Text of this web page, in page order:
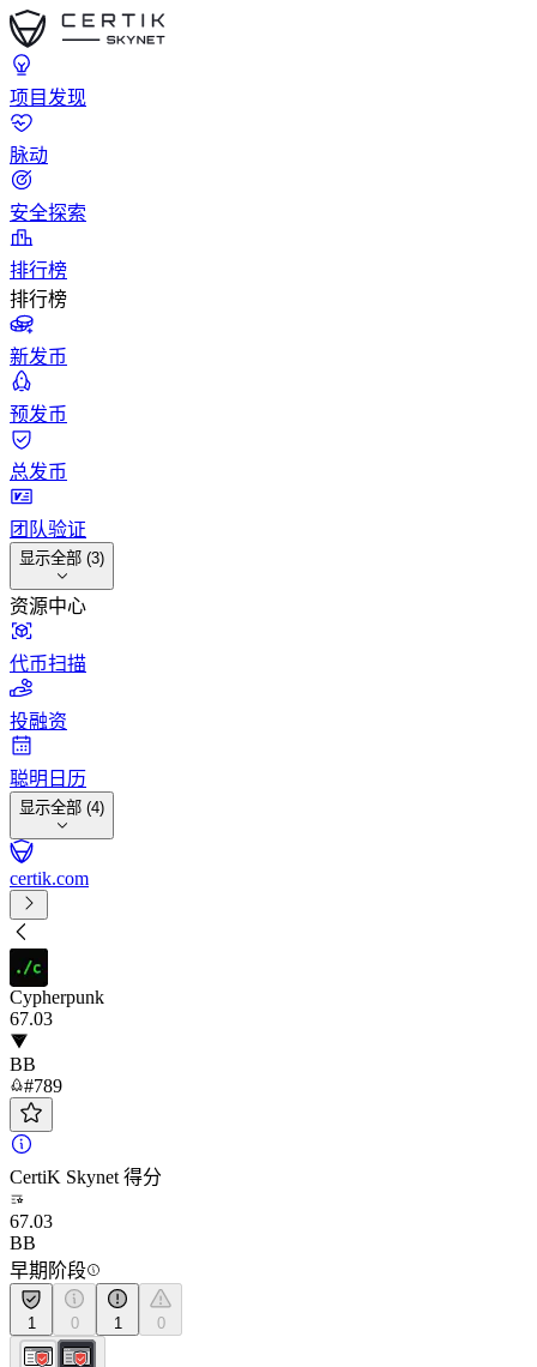
项目发现
脉动
安全探索
排行榜
排行榜
新发币
预发币
总发币
团队验证
显示全部 (3)
资源中心
代币扫描
投融资
聪明日历
显示全部 (4)
certik.com
Cypherpunk
67.03
BB
#789
CertiK Skynet 得分
67.03
BB
早期阶段
1 0 1 0